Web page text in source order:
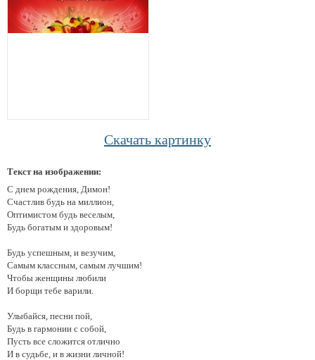
Скачать картинку
Текст на изображении:
С днем рождения, Димон!
Счастлив будь на миллион,
Оптимистом будь веселым,
Будь богатым и здоровым!
Будь успешным, и везучим,
Самым классным, самым лучшим!
Чтобы женщины любили
И борщи тебе варили.
Улыбайся, песни пой,
Будь в гармонии с собой,
Пусть все сложится отлично
И в судьбе, и в жизни личной!